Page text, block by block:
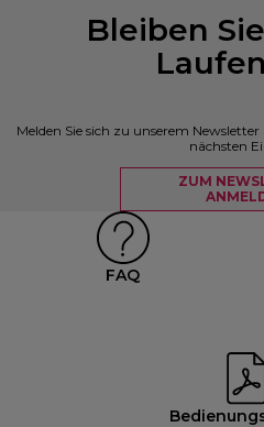
Bleiben
Melden Sie sich zu unserem
nächsten
ZUM
FAQ